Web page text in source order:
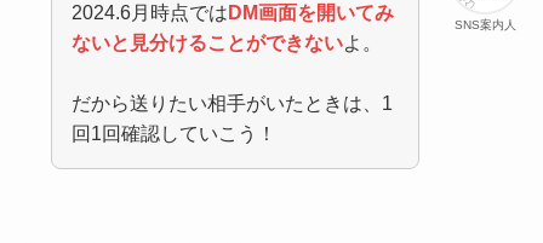
SNS案内人
2024.6月時点ではDM画面を開いてみ
ないと見分けることができないよ。
だから送りたい相手がいたときは、1
回1回確認していこう！